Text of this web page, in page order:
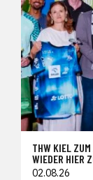
THW KIEL
WIEDER HIER
02.08.26